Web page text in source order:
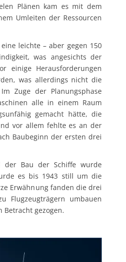
Plänen kam es mit dem
Umleiten der Ressourcen
leichte – aber gegen 150
was angesichts der
einige Herausforderungen
was allerdings nicht die
Zuge der Planungsphase
alle in einem Raum
gemacht hätte, die
vor allem fehlte es an der
Baubeginn der ersten drei
der Bau der Schiffe wurde
es bis 1943 still um die
Erwähnung fanden die drei
Flugzeugträgern umbauen
gezogen.